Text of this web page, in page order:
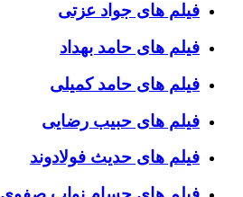
فیلم های جواد عزتی
فیلم های حامد بهداد
فیلم های حامد کمیلی
فیلم های حبیب رضایی
فیلم های حدیث فولادوند